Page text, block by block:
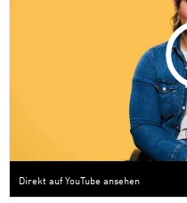
Direkt auf YouTube ansehen